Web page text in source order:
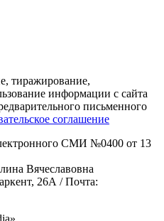
тиражирование,
информации с сайта
письменного
соглашение
СМИ №0400 от 13
Вячеславовна
26А / Почта: